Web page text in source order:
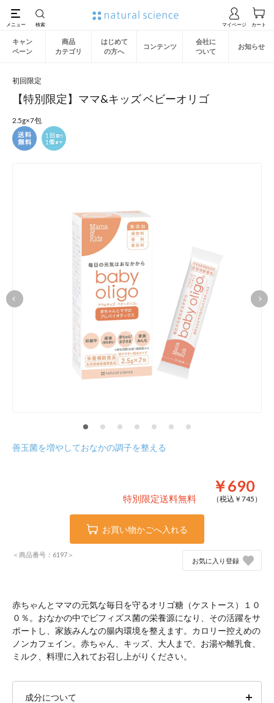
キャン
ペーン
商品
カテゴリ
はじめて
の方へ
コンテンツ
会社に
ついて
お知らせ
初回限定
【特別限定】ママ&キッズ ベビーオリゴ
2.5g×7包
善玉菌を増やしておなかの調子を整える
特別限定送料無料
￥690
（税込￥ 745 ）
お買い物かごへ入れる
＜商品番号：6197＞
お気に入り登録
赤ちゃんとママの元気な毎日を守るオリゴ糖（ケストース）１０
０％。おなかの中でビフィズス菌の栄養源になり、その活躍をサ
ポートし、家族みんなの腸内環境を整えます。カロリー控えめの
ノンカフェイン。赤ちゃん、キッズ、大人まで、お湯や離乳食、
ミルク、料理に入れてお召し上がりください。
成分について